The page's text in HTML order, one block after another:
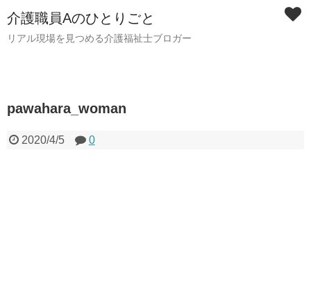
介護職員Aのひとりごと
リアル現場を見つめる介護福祉士ブロガー
pawahara_woman
2020/4/5 0